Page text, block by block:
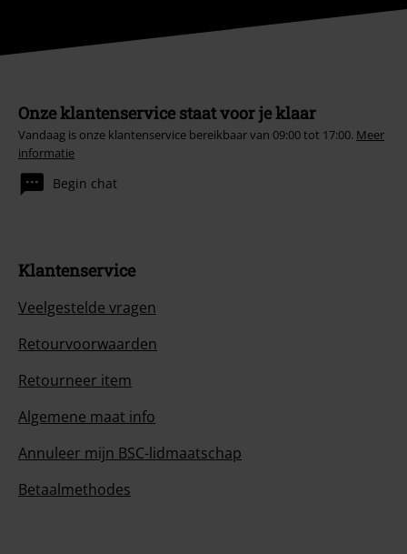
Onze klantenservice staat voor je klaar
Vandaag is onze klantenservice bereikbaar van 09:00 tot 17:00. Meer
informatie
Begin chat
Klantenservice
Veelgestelde vragen
Retourvoorwaarden
Retourneer item
Algemene maat info
Annuleer mijn BSC-lidmaatschap
Betaalmethodes